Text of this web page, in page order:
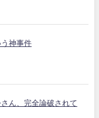
う神事件
ん、完全論破されて